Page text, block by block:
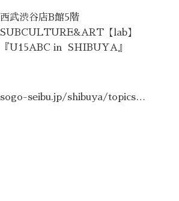
西武渋谷店B館5階
SUBCULTURE&ART 【lab】
『 U15ABC in SHIBUYA』
sogo-seibu.jp/shibuya/topics…